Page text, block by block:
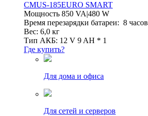
CMUS-185EURO SMART
Мощность 850 VA|480 W
Время перезарядки батареи: 8 часов
Вес: 6,0 кг
Тип АКБ: 12 V 9 AH * 1
Где купить?
Для дома и офиса
Для сетей и серверов